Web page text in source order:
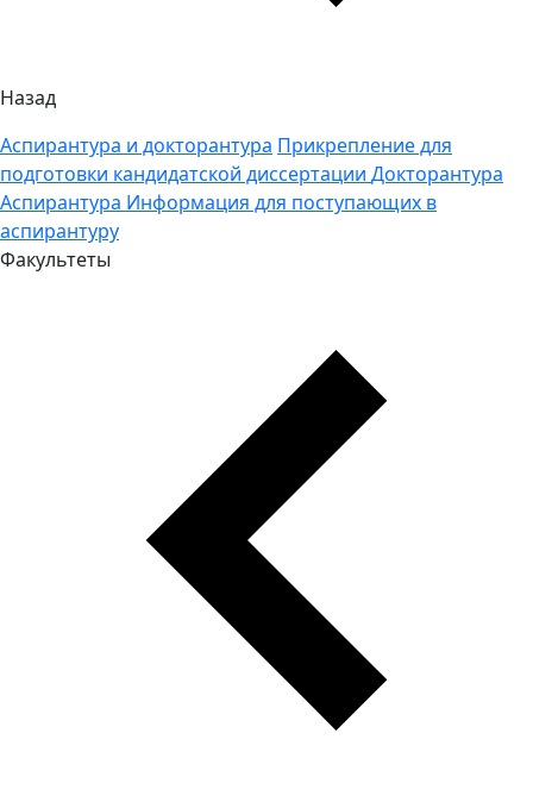
Назад
Аспирантура и докторантура Прикрепление для
подготовки кандидатской диссертации Докторантура
Аспирантура Информация для поступающих в
аспирантуру
Факультеты